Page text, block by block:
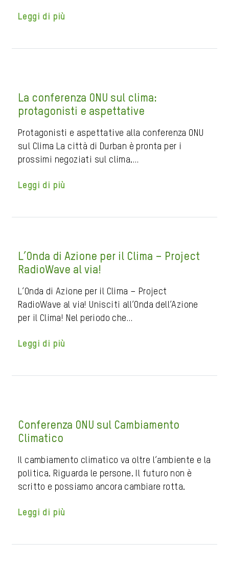
Leggi di più
La conferenza ONU sul clima:
protagonisti e aspettative
Protagonisti e aspettative alla conferenza ONU
sul Clima La città di Durban è pronta per i
prossimi negoziati sul clima.…
Leggi di più
L’Onda di Azione per il Clima – Project
RadioWave al via!
L’Onda di Azione per il Clima – Project
RadioWave al via! Unisciti all’Onda dell’Azione
per il Clima! Nel periodo che…
Leggi di più
Conferenza ONU sul Cambiamento
Climatico
Il cambiamento climatico va oltre l’ambiente e la
politica. Riguarda le persone. Il futuro non è
scritto e possiamo ancora cambiare rotta.
Leggi di più